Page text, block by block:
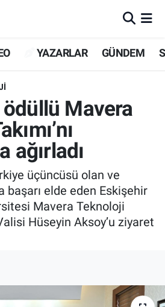
YAZARLAR GÜNDEM
Mavera
ağırladı
üçüncüsü olan ve
başarı elde eden Eskişehir
Mavera Teknoloji
Hüseyin Aksoy’u ziyaret
Eczaneler
Yoğunluk Haritası
ve Fikstür